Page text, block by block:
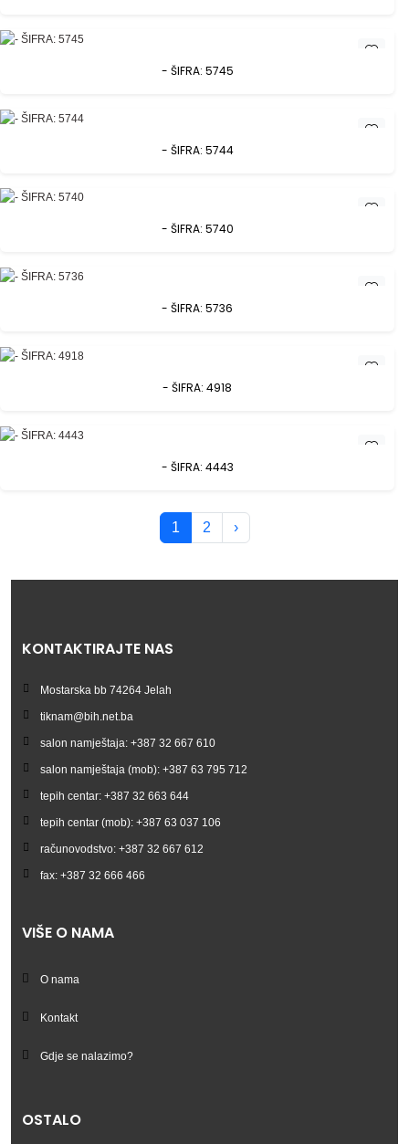
- ŠIFRA: 5745
- ŠIFRA: 5744
- ŠIFRA: 5740
- ŠIFRA: 5736
- ŠIFRA: 4918
- ŠIFRA: 4443
1 2 ›
KONTAKTIRAJTE NAS
Mostarska bb 74264 Jelah
tiknam@bih.net.ba
salon namještaja: +387 32 667 610
salon namještaja (mob): +387 63 795 712
tepih centar: +387 32 663 644
tepih centar (mob): +387 63 037 106
računovodstvo: +387 32 667 612
fax: +387 32 666 466
VIŠE O NAMA
O nama
Kontakt
Gdje se nalazimo?
OSTALO